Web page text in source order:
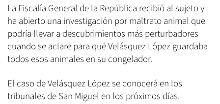
La Fiscalía General de la República recibió al sujeto y
ha abierto una investigación por maltrato animal que
podría llevar a descubrimientos más perturbadores
cuando se aclare para qué Velásquez López guardaba
todos esos animales en su congelador.
El caso de Velásquez López se conocerá en los
tribunales de San Miguel en los próximos días.